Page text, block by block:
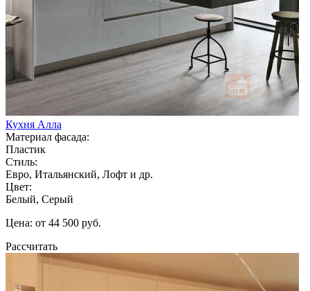
Кухня Алла
Материал фасада:
Пластик
Стиль:
Евро, Итальянский, Лофт и др.
Цвет:
Белый, Серый
Цена: от 44 500 руб.
Рассчитать